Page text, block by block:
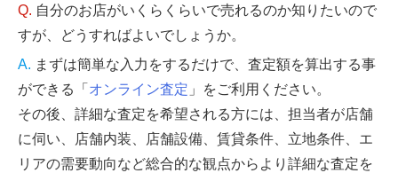
自分のお店がいくらくらいで売れるのか知りたいので
すが、どうすればよいでしょうか。
まずは簡単な入力をするだけで、査定額を算出する事
ができる「 オンライン査定 」をご利用ください。
その後、詳細な査定を希望される方には、担当者が店舗
に伺い、店舗内装、店舗設備、賃貸条件、立地条件、エ
リアの需要動向など総合的な観点からより詳細な査定を